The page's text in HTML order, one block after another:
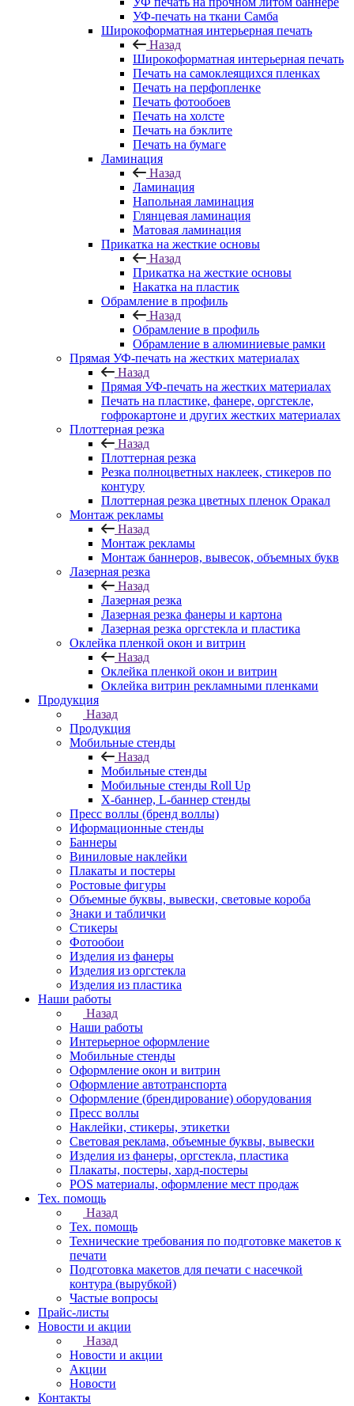
УФ-печать на ткани Самба
Широкоформатная интерьерная печать
Назад
Широкоформатная интерьерная печать
Печать на самоклеящихся пленках
Печать на перфопленке
Печать фотообоев
Печать на холсте
Печать на бэклите
Печать на бумаге
Ламинация
Назад
Ламинация
Напольная ламинация
Глянцевая ламинация
Матовая ламинация
Прикатка на жесткие основы
Назад
Прикатка на жесткие основы
Накатка на пластик
Обрамление в профиль
Назад
Обрамление в профиль
Обрамление в алюминиевые рамки
Прямая УФ-печать на жестких материалах
Назад
Прямая УФ-печать на жестких материалах
Печать на пластике, фанере, оргстекле,
гофрокартоне и других жестких материалах
Плоттерная резка
Назад
Плоттерная резка
Резка полноцветных наклеек, стикеров по
контуру
Плоттерная резка цветных пленок Оракал
Монтаж рекламы
Назад
Монтаж рекламы
Монтаж баннеров, вывесок, объемных букв
Лазерная резка
Назад
Лазерная резка
Лазерная резка фанеры и картона
Лазерная резка оргстекла и пластика
Оклейка пленкой окон и витрин
Назад
Оклейка пленкой окон и витрин
Оклейка витрин рекламными пленками
Продукция
Назад
Продукция
Мобильные стенды
Назад
Мобильные стенды
Мобильные стенды Roll Up
Х-баннер, L-баннер стенды
Пресс воллы (бренд воллы)
Иформационные стенды
Баннеры
Виниловые наклейки
Плакаты и постеры
Ростовые фигуры
Объемные буквы, вывески, световые короба
Знаки и таблички
Стикеры
Фотообои
Изделия из фанеры
Изделия из оргстекла
Изделия из пластика
Наши работы
Назад
Наши работы
Интерьерное оформление
Мобильные стенды
Оформление окон и витрин
Оформление автотранспорта
Оформление (брендирование) оборудования
Пресс воллы
Наклейки, стикеры, этикетки
Световая реклама, объемные буквы, вывески
Изделия из фанеры, оргстекла, пластика
Плакаты, постеры, хард-постеры
POS материалы, оформление мест продаж
Тех. помощь
Назад
Тех. помощь
Технические требования по подготовке макетов к
печати
Подготовка макетов для печати с насечкой
контура (вырубкой)
Частые вопросы
Прайс-листы
Новости и акции
Назад
Новости и акции
Акции
Новости
Контакты